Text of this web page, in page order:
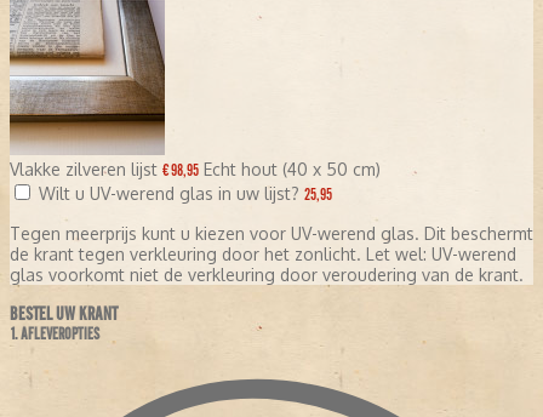
Vlakke zilveren lijst € 98,95 Echt hout (40 x 50 cm)
Wilt u UV-werend glas in uw lijst? 25,95
Tegen meerprijs kunt u kiezen voor UV-werend glas. Dit beschermt
de krant tegen verkleuring door het zonlicht. Let wel: UV-werend
glas voorkomt niet de verkleuring door veroudering van de krant.
BESTEL UW KRANT
1. AFLEVEROPTIES